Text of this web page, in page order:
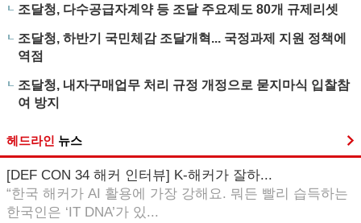
조달청, 다수공급자계약 등 조달 주요제도 80개 규제리셋
조달청, 하반기 국민체감 조달개혁... 국정과제 지원 정책에
역점
조달청, 내자구매업무 처리 규정 개정으로 묻지마식 입찰참
여 방지
헤드라인 뉴스
[DEF CON 34 해커 인터뷰] K-해커가 잘하...
“한국 해커가 AI 활용에 가장 강해요. 뭐든 빨리 습득하는
한국인은 ‘IT DNA’가 있...